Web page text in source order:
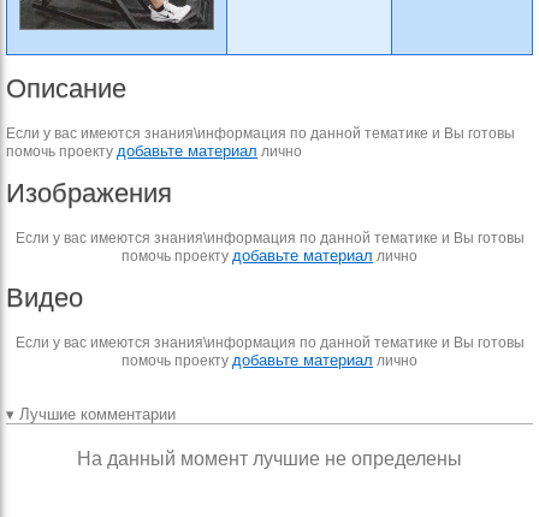
Описание
Если у вас имеются знания\информация по данной тематике и Вы готовы
помочь проекту добавьте материал лично
Изображения
Если у вас имеются знания\информация по данной тематике и Вы готовы
помочь проекту добавьте материал лично
Видео
Если у вас имеются знания\информация по данной тематике и Вы готовы
помочь проекту добавьте материал лично
▾ Лучшие комментарии
На данный момент лучшие не определены